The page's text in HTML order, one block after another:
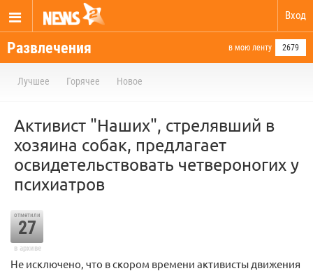
Вход
Развлечения в мою ленту 2679
Лучшее Горячее Новое
Активист "Наших", стрелявший в
хозяина собак, предлагает
освидетельствовать четвероногих у
психиатров
отметили
27
в архиве
Не исключено, что в скором времени активисты движения